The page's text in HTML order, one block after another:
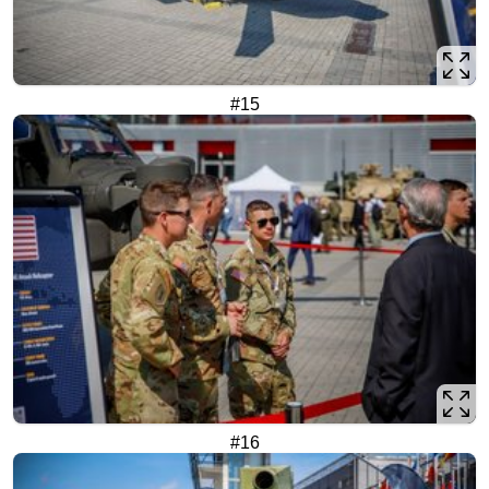
#15
#16